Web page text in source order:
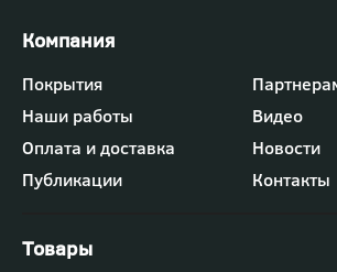
Футер
-
меню
"Компания"
Покрытия
Наши работы
Видео
Оплата и доставка
Новости
Публикации
Контакты